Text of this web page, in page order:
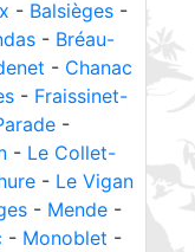
- Balsièges -
- Bréau-
- Chanac
- Fraissinet-
-
- Le Collet-
- Le Vigan
- Mende -
- Monoblet -